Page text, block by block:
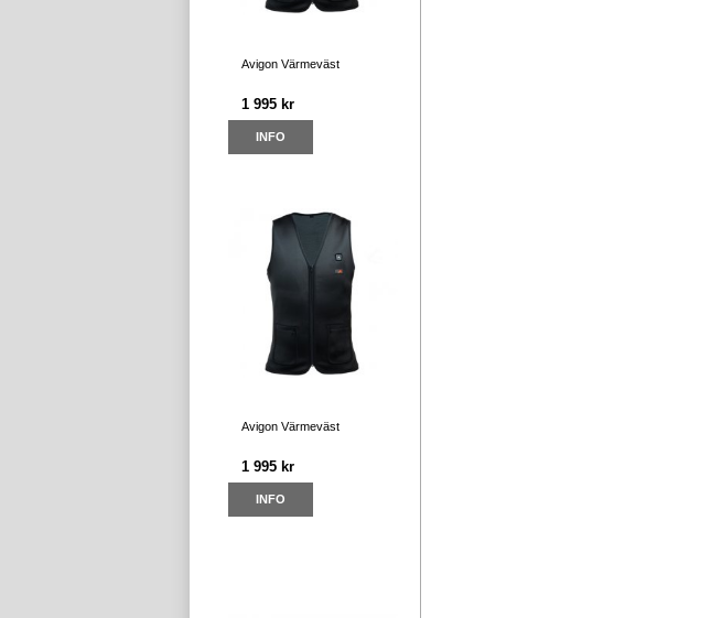
Avigon Värmeväst
1 995 kr
INFO
Avigon Värmeväst
1 995 kr
INFO